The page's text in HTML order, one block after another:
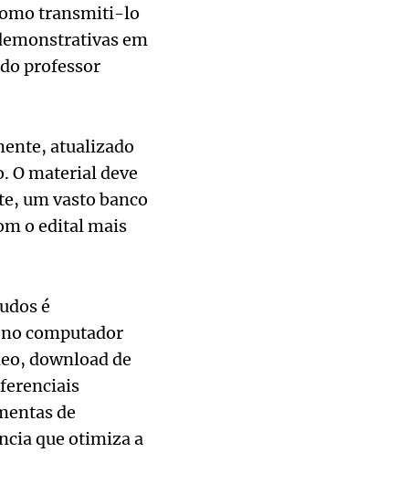
transmiti-lo
em
professor
atualizado
O material deve
um vasto banco
o edital mais
é
computador
download de
de
que otimiza a